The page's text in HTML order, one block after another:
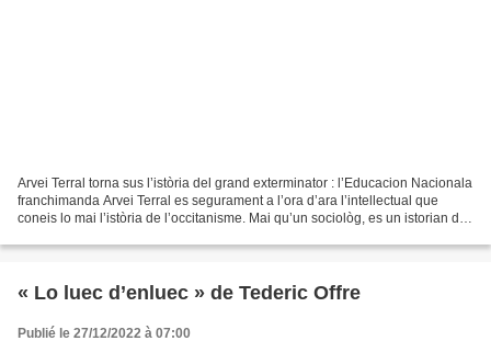
Arvei Terral torna sus l’istòria del grand exterminator : l’Educacion Nacionala
franchimanda Arvei Terral es segurament a l’ora d’ara l’intellectual que
coneis lo mai l’istòria de l’occitanisme. Mai qu’un sociològ, es un istorian de
« Lo luec d’enluec » de Tederic Offre
Publié le 27/12/2022 à 07:00